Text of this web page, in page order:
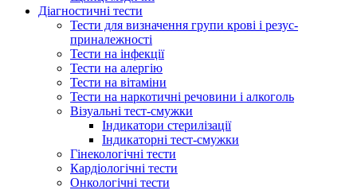
Діагностичні тести
Тести для визначення групи крові і резус-
приналежності
Тести на інфекції
Тести на алергію
Тести на вітаміни
Тести на наркотичні речовини і алкоголь
Візуальні тест-смужки
Індикатори стерилізації
Індикаторні тест-смужки
Гінекологічні тести
Кардіологічні тести
Онкологічні тести